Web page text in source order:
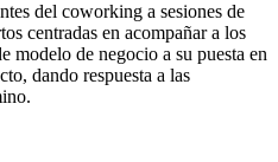
del coworking a sesiones de
centradas en acompañar a los
modelo de negocio a su puesta en
dando respuesta a las